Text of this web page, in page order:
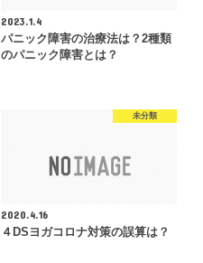
2023.1.4
パニック障害の治療法は？2種類
のパニック障害とは？
未分類
2020.4.16
４DSヨガコロナ対策の誤算は？